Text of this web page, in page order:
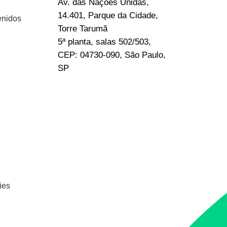
14.401, Parque da Cidade,
Torre Tarumã
5ª planta, salas 502/503,
CEP: 04730-090, São Paulo,
SP